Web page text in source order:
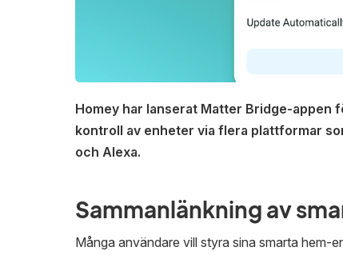
Homey har lanserat Matter Bridge-appen
kontroll av enheter via flera plattformar
och Alexa.
Sammanlänkning av
Många användare vill styra sina smarta hem-